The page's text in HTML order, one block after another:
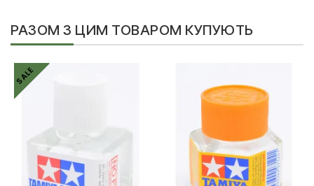
РАЗОМ З ЦИМ ТОВАРОМ КУПУЮТЬ
SALE